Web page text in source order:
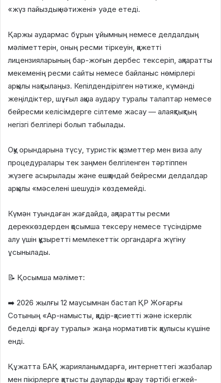
«жүз пайыздық нәтижені» уәде етеді.
Қаржы аудармас бұрын ұйымның немесе делдалдың
мәліметтерін, оның ресми тіркеуін, қажетті
лицензияларының бар-жоғын дербес тексеріп, ақпаратты
мекеменің ресми сайты немесе байланыс нөмірлері
арқылы нақтылаңыз. Кепілдендірілген нәтиже, күмәнді
жеңілдіктер, шұғыл ақша аудару туралы талаптар немесе
бейресми келісімдерге сілтеме жасау — алаяқтықтың
негізгі белгілері болып табылады.
Оқу орындарына түсу, туристік қызметтер мен виза алу
процедуралары тек заңмен белгіленген тәртіппен
жүзеге асырылады және ешқандай бейресми делдалдар
арқылы «мәселені шешуді» көздемейді.
Күмән туындаған жағдайда, ақпаратты ресми
дереккөздерден қосымша тексеру немесе түсіндірме
алу үшін құзыретті мемлекеттік органдарға жүгіну
ұсынылады.
📝 Қосымша мәлімет:
➡️ 2026 жылғы 12 маусымнан бастап ҚР Жоғарғы
Сотының «Ар-намысты, қадір-қасиетті және іскерлік
беделді қорғау туралы» жаңа нормативтік қаулысы күшіне
енді.
Құжатта БАҚ жарияланымдарға, интернеттегі жазбалар
мен пікірлерге қатысты дауларды қарау тәртібі егжей-